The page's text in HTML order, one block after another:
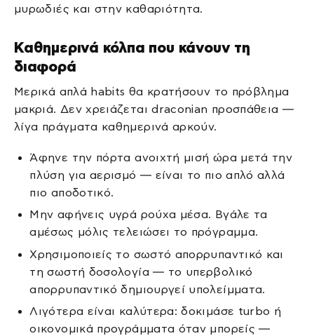
μυρωδιές και στην καθαριότητα.
Καθημερινά κόλπα που κάνουν τη
διαφορά
Μερικά απλά habits θα κρατήσουν το πρόβλημα
μακριά. Δεν χρειάζεται draconian προσπάθεια —
λίγα πράγματα καθημερινά αρκούν.
Άφηνε την πόρτα ανοιχτή μισή ώρα μετά την
πλύση για αερισμό — είναι το πιο απλό αλλά
πιο αποδοτικό.
Μην αφήνεις υγρά ρούχα μέσα. Βγάλε τα
αμέσως μόλις τελειώσει το πρόγραμμα.
Χρησιμοποιείς το σωστό απορρυπαντικό και
τη σωστή δοσολογία — το υπερβολικό
απορρυπαντικό δημιουργεί υπολείμματα.
Λιγότερα είναι καλύτερα: δοκιμάσε turbo ή
οικονομικά προγράμματα όταν μπορείς —